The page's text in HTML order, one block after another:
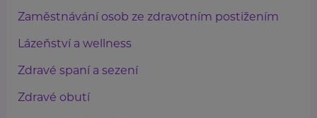
Zaměstnávání osob ze zdravotním postižením
Lázeňství a wellness
Zdravé spaní a sezení
Zdravé obutí